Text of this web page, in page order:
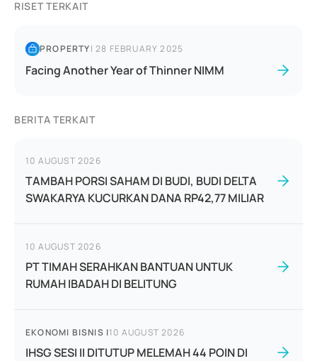
RISET TERKAIT
PROPERTY|28 FEBRUARY 2025
Facing Another Year of Thinner NIMM
BERITA TERKAIT
10 AUGUST 2026
TAMBAH PORSI SAHAM DI BUDI, BUDI DELTA
SWAKARYA KUCURKAN DANA RP42,77 MILIAR
10 AUGUST 2026
PT TIMAH SERAHKAN BANTUAN UNTUK
RUMAH IBADAH DI BELITUNG
EKONOMI BISNIS |10 AUGUST 2026
IHSG SESI II DITUTUP MELEMAH 44 POIN DI